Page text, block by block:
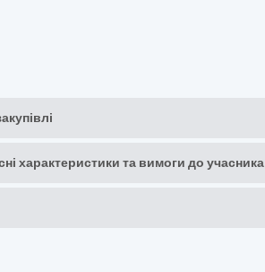
характеристики та вимоги до учасника